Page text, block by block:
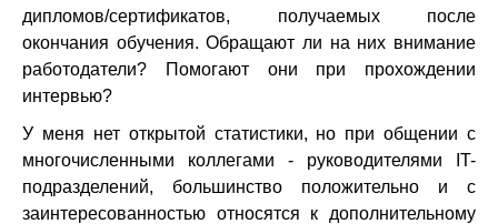
дипломов/сертификатов, получаемых после
окончания обучения. Обращают ли на них внимание
работодатели? Помогают они при прохождении
интервью?
У меня нет открытой статистики, но при общении с
многочисленными коллегами - руководителями IT-
подразделений, большинство положительно и с
заинтересованностью относятся к дополнительному